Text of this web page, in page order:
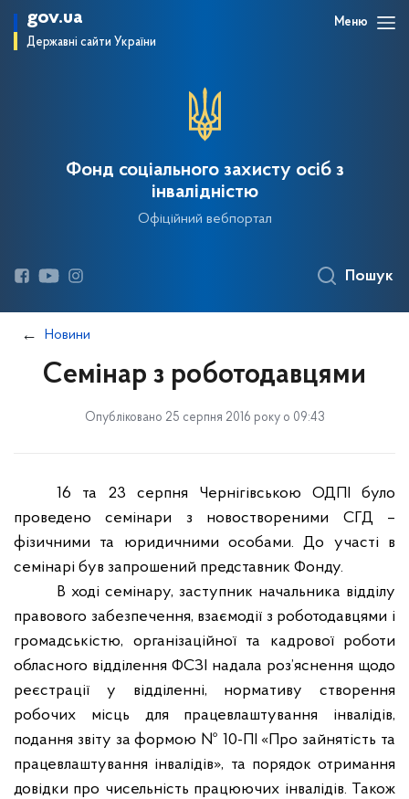
gov.ua
Державні сайти України
Меню
Фонд соціального захисту осіб з
інвалідністю
Офіційний вебпортал
Пошук
Новини
Семінар з роботодавцями
Опубліковано 25 серпня 2016 року о 09:43
16 та 23 серпня Чернігівською ОДПІ було
проведено семінари з новоствореними СГД –
фізичними та юридичними особами. До участі в
семінарі був запрошений представник Фонду.
В ході семінару, заступник начальника відділу
правового забезпечення, взаємодії з роботодавцями і
громадськістю, організаційної та кадрової роботи
обласного відділення ФСЗІ надала роз’яснення щодо
реєстрації у відділенні, нормативу створення
робочих місць для працевлаштування інвалідів,
подання звіту за формою № 10-ПІ «Про зайнятість та
працевлаштування інвалідів», та порядок отримання
довідки про чисельність працюючих інвалідів. Також